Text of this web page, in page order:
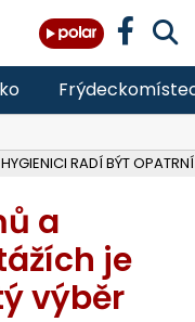
RADÍ BÝT OPATRNÍ
a
je
výběr